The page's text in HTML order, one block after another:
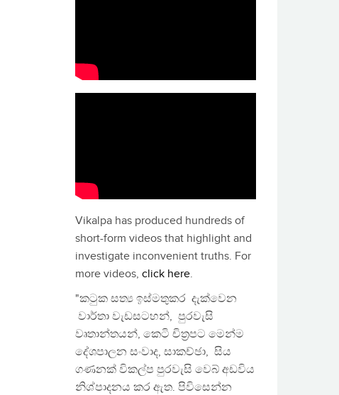
Vikalpa has produced hundreds of
short-form videos that highlight and
investigate inconvenient truths. For
more videos, click here.
"කටුක සත්‍ය ඉස්මතුකර දැක්වෙන
වාර්තා වැඩසටහන්, පුරවැසි
වෘතාන්තයන්, කෙටි චිත්‍රපට මෙන්ම
දේශපාලන සංවාද, සාකච්ඡා, සිය
ගණනක් විකල්ප පුරවැසි වෙබ් අඩවිය
නිශ්පාදනය කර ඇත. පිවිසෙන්න